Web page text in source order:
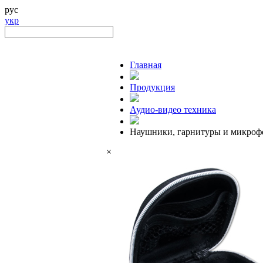
рус
укр
Главная
Продукция
Аудио-видео техника
Наушники, гарнитуры и
×